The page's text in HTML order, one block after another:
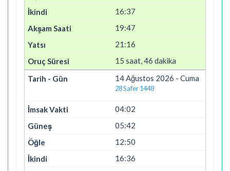
16:37
19:47
21:16
15 saat, 46 dakika
14 Ağustos 2026 - Cuma
28 Safer 1448
04:02
05:42
12:50
16:36